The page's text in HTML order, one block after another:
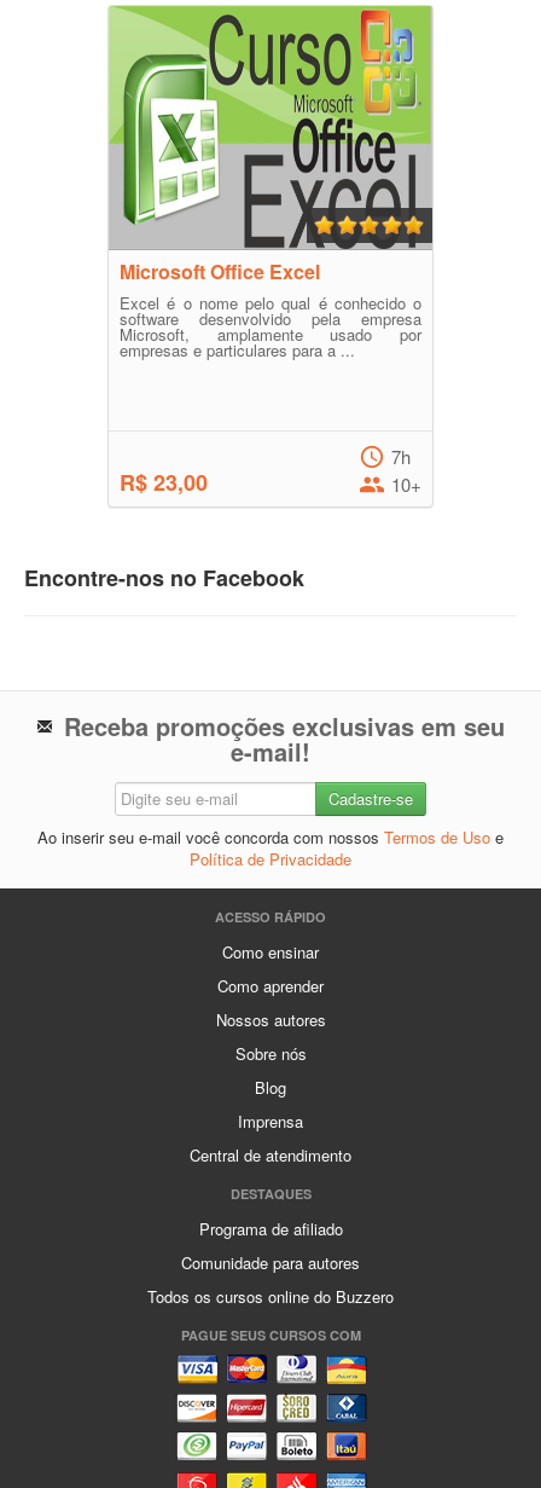
Microsoft Office Excel
Excel é o nome pelo qual é conhecido o
software desenvolvido pela empresa
Microsoft, amplamente usado por
empresas e particulares para a ...
R$ 23,00
7h
10+
Encontre-nos no Facebook
Receba promoções exclusivas em seu
e-mail!
Ao inserir seu e-mail você concorda com nossos Termos de Uso e
Política de Privacidade
ACESSO RÁPIDO
Como ensinar
Como aprender
Nossos autores
Sobre nós
Blog
Imprensa
Central de atendimento
DESTAQUES
Programa de afiliado
Comunidade para autores
Todos os cursos online do Buzzero
PAGUE SEUS CURSOS COM